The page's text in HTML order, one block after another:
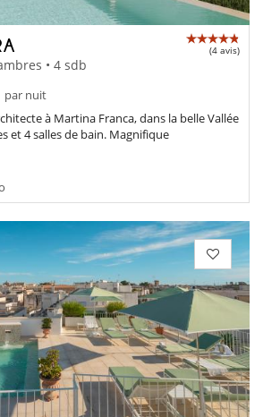
(4 avis)
• 4 sdb
par nuit
à Martina Franca, dans la belle Vallée
et 4 salles de bain. Magnifique